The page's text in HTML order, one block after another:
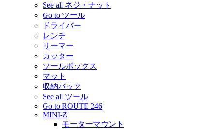
See all ネジ・ナット
Go to ツール
ドライバー
レンチ
リーマー
カッター
ツールボックス
マット
収納バック
See all ツール
Go to ROUTE 246
MINI-Z
モーターマウント